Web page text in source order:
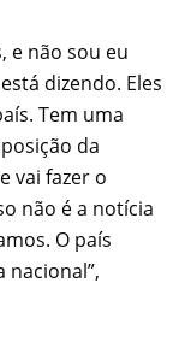
e não sou eu
dizendo. Eles
Tem uma
da
vai fazer o
não é a notícia
O país
nacional”,